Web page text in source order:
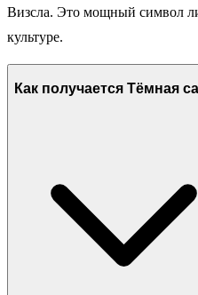
Визсла. Это мощный символ
культуре.
Как получается Тёмная